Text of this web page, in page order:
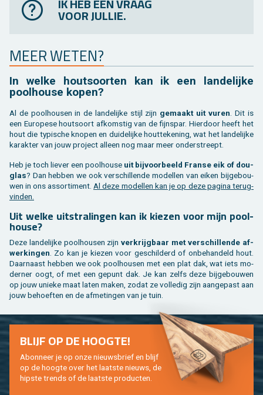
VOOR JULLIE.
MEER WETEN?
In welke hout­soor­ten kan ik een lan­de­lij­ke
pool­hou­se kopen?
Al de pool­hou­sen in de lan­de­lij­ke stijl zijn ge­maakt uit vuren . Dit is
een Eu­ro­pe­se hout­soort af­kom­stig van de fijn­spar. Hier­door heeft het
hout die ty­pi­sche kno­pen en dui­de­lij­ke hout­te­ke­ning, wat het lan­de­lij­ke
ka­rak­ter van jouw pro­ject al­leen nog maar meer on­der­streept.
Heb je toch lie­ver een pool­hou­se uit bij­voor­beeld Fran­se eik of dou­
g­las? Dan heb­ben we ook ver­schil­len­de mo­del­len van eiken bij­ge­bou­
wen in ons as­sor­ti­ment. Al deze mo­del­len kan je op deze pa­gi­na te­rug­
vin­den.
Uit welke uit­stra­lin­gen kan ik kie­zen voor mijn pool­
hou­se?
Deze lan­de­lij­ke pool­hou­sen zijn ver­krijg­baar met ver­schil­len­de af­
wer­kin­gen. Zo kan je kie­zen voor ge­schil­derd of on­be­han­deld hout.
Daar­naast heb­ben we ook pool­hou­sen met een plat dak, wat iets mo­
der­ner oogt, of met een ge­punt dak. Je kan zelfs deze bij­ge­bou­wen
op jouw unie­ke maat laten maken, zodat ze vol­le­dig zijn aan­ge­past aan
jouw be­hoef­ten en de af­me­tin­gen van je tuin.
BLIJF OP DE HOOG­TE!
Abon­neer je op onze nieuws­brief en blijf
op de hoog­te over het laat­ste nieuws, de
hip­s­te trends of de laat­ste pro­duc­ten.